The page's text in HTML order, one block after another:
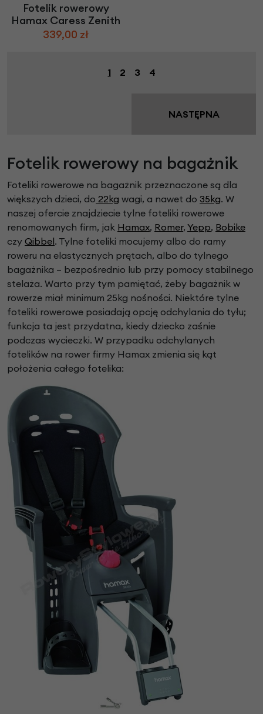
Fotelik rowerowy
Hamax Caress Zenith
339,00 zł
1 2 3 4
NASTĘPNA
Fotelik rowerowy na bagażnik
Foteliki rowerowe na bagażnik przeznaczone są dla
większych dzieci, do 22kg wagi, a nawet do 35kg. W
naszej ofercie znajdziecie tylne foteliki rowerowe
renomowanych firm, jak Hamax, Romer, Yepp, Bobike
czy Qibbel. Tylne foteliki mocujemy albo do ramy
roweru na elastycznych prętach, albo do tylnego
bagażnika – bezpośrednio lub przy pomocy stabilnego
stelaża. Warto przy tym pamiętać, żeby bagażnik w
rowerze miał minimum 25kg nośności. Niektóre tylne
foteliki rowerowe posiadają opcję odchylania do tyłu;
funkcja ta jest przydatna, kiedy dziecko zaśnie
podczas wycieczki. W przypadku odchylanych
fotelików na rower firmy Hamax zmienia się kąt
położenia całego fotelika: